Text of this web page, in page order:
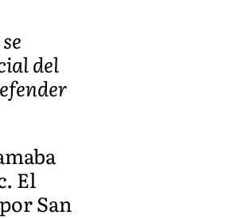
del
El
San